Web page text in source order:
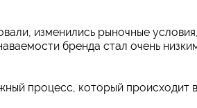
изменились рыночные
бренда стал очень
процесс, который происходит в